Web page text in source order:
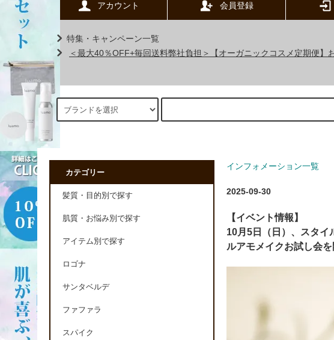
アカウント 会員登録
特集・キャンペーン一覧
＜最大40％OFF+毎回送料弊社負担＞【オーガニックコスメ定期便
インフォメーション一覧
2025-09-30
【イベント情報】
10月5日（日）、スタイ
ルアモメイクお試し会を
カテゴリー
髪質・目的別で探す
肌質・お悩み別で探す
アイテム別で探す
ロゴナ
サンタベルデ
ファファラ
スパイク